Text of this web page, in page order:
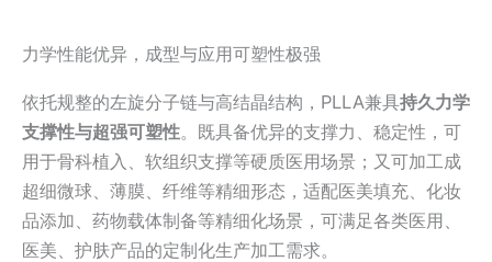
力学性能优异，成型与应用可塑性极强
依托规整的左旋分子链与高结晶结构，PLLA兼具持久力学
支撑性与超强可塑性。既具备优异的支撑力、稳定性，可
用于骨科植入、软组织支撑等硬质医用场景；又可加工成
超细微球、薄膜、纤维等精细形态，适配医美填充、化妆
品添加、药物载体制备等精细化场景，可满足各类医用、
医美、护肤产品的定制化生产加工需求。